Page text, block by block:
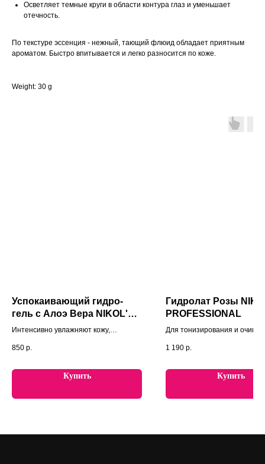
Осветляет темные круги в области контура глаз и уменьшает
отечность.
По текстуре эссенция - нежный, тающий флюид обладает приятным
ароматом. Быстро впитывается и легко разносится по коже.
Weight: 30 g
Успокаивающий гидро-
гель с Алоэ Вера NIKOL'S
PROFESSIONAL
Интенсивно увлажняют кожу,
обладают успокаивающими и
850 р.
Купить
Гидролат Розы
PROFESSIONAL
Для тонизирования и
антибактериальными и
свойствами, способствует
1 190 р.
Купить